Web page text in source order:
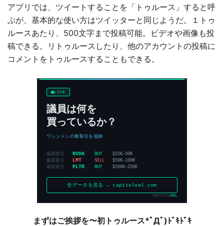
アプリでは、ツイートすることを「トゥルース」すると呼
ぶが、基本的な使い方はツイッターと同じようだ。１トゥ
ルースあたり、500文字まで投稿可能。ビデオや画像も投
稿できる。リトゥルースしたり、他のアカウントの投稿に
コメントをトゥルースすることもできる。
まずはご挨拶を〜初トゥルース*ﾟДﾟ)ﾄﾞｷﾄﾞｷ